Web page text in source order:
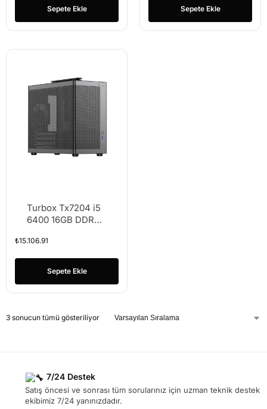
Sepete Ekle Sepete Ekle
Turbox Tx7204 i5
6400 16GB DDR4
SSD SADECE
KASA
₺15.106.91
Sepete Ekle
3 sonucun tümü gösteriliyor
7/24 Destek
Satış öncesi ve sonrası tüm sorularınız için uzman teknik destek
ekibimiz 7/24 yanınızdadır.